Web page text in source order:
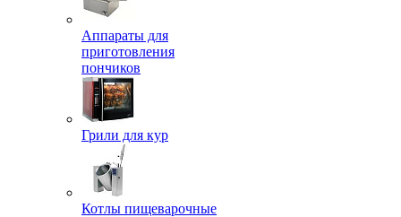
Аппараты для
приготовления
пончиков
Грили для кур
Котлы пищеварочные